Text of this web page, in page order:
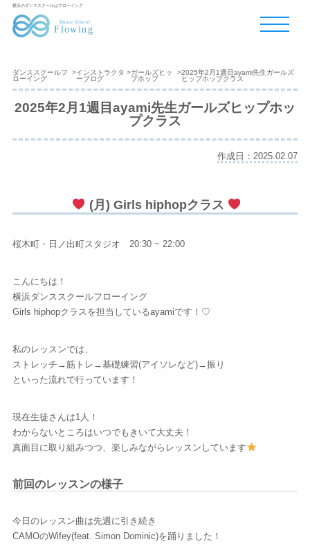
横浜のダンススクールはフローイング
ダンススクールフ
ローイング
>インストラクタ
ーブログ
>ガールズヒッ
プホップ
>2025年2月1週目ayami先生ガールズ
ヒップホップクラス
2025年2月1週目ayami先生ガールズヒップホッ
プクラス
作成日：2025.02.07
(月) Girls hiphopクラス
桜木町・日ノ出町スタジオ 20:30 ~ 22:00
こんにちは！
横浜ダンススクールフローイング
Girls hiphopクラスを担当しているayamiです！♡
私のレッスンでは、
ストレッチ→筋トレ→基礎練習(アイソレなど)→振り
といった流れで行っています！
現在生徒さんは1人！
わからないところはいつでもきいて大丈夫！
真面目に取り組みつつ、楽しみながらレッスンしています
前回のレッスンの様子
今日のレッスン曲は先週に引き続き
CAMOのWifey(feat. Simon Dominic)を踊りました！